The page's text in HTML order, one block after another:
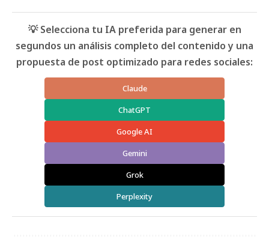
💡 Selecciona tu IA preferida para generar en
segundos un análisis completo del contenido y una
propuesta de post optimizado para redes sociales:
Claude
ChatGPT
Google AI
Gemini
Grok
Perplexity